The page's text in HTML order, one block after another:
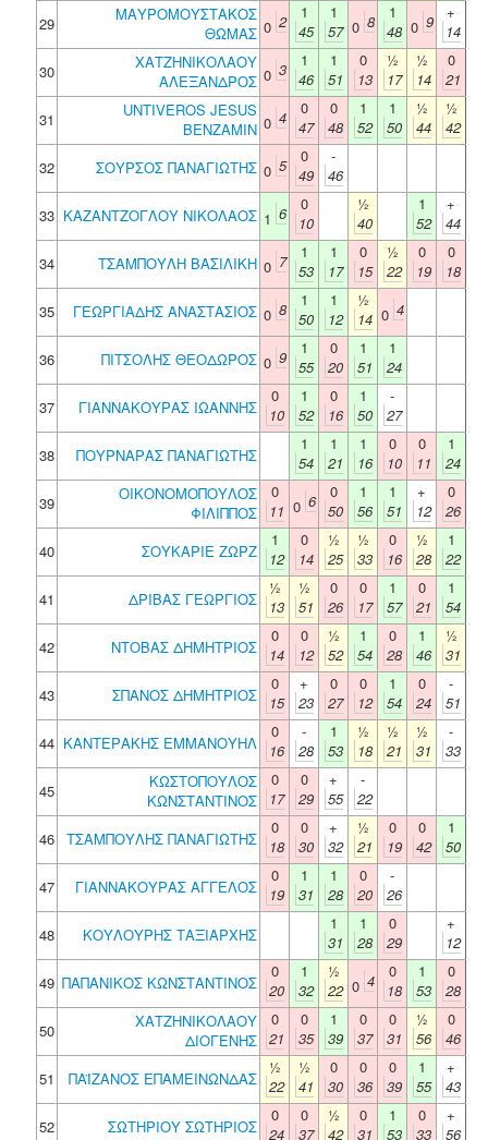
29
ΜΑΥΡΟΜΟΥΣΤΑΚΟΣ
ΘΩΜΑΣ 0 2
1
45
1
57 0 8
1
48 0 9
+
14
30
ΧΑΤΖΗΝΙΚΟΛΑΟΥ
ΑΛΕΞΑΝΔΡΟΣ 0 3
1
46
1
51
0
13
½
17
½
14
0
21
31
UNTIVEROS JESUS
BENZAMIN 0 4
0
47
0
48
1
52
1
50
½
44
½
42
32
ΣΟΥΡΣΟΣ ΠΑΝΑΓΙΩΤΗΣ 0 5
0
49
-
46
33 ΚΑΖΑΝΤΖΟΓΛΟΥ ΝΙΚΟΛΑΟΣ 1 6
0
10
½
40
1
52
+
44
34
ΤΣΑΜΠΟΥΛΗ ΒΑΣΙΛΙΚΗ 0 7
1
53
1
17
0
15
½
22
0
19
0
18
35
ΓΕΩΡΓΙΑΔΗΣ ΑΝΑΣΤΑΣΙΟΣ 0 8
1
50
1
12
½
14 0 4
36 ΠΙΤΣΟΛΗΣ ΘΕΟΔΩΡΟΣ 0 9
1
55
0
20
1
51
1
24
37
ΓΙΑΝΝΑΚΟΥΡΑΣ ΙΩΑΝΝΗΣ
0
10
1
52
0
16
1
50
-
27
38
ΠΟΥΡΝΑΡΑΣ ΠΑΝΑΓΙΩΤΗΣ
1
54
1
21
1
16
0
10
0
11
1
24
39
ΟΙΚΟΝΟΜΟΠΟΥΛΟΣ
ΦΙΛΙΠΠΟΣ
0
11 0 6
0
50
1
56
1
51
+
12
0
26
40
ΣΟΥΚΑΡΙΕ ΖΩΡΖ
1
12
0
14
½
25
½
33
0
16
½
28
1
22
41
ΔΡΙΒΑΣ ΓΕΩΡΓΙΟΣ
½
13
½
51
0
26
0
17
1
57
0
21
1
54
42
ΝΤΟΒΑΣ ΔΗΜΗΤΡΙΟΣ
0
14
0
12
½
52
1
54
0
28
1
46
½
31
43
ΣΠΑΝΟΣ ΔΗΜΗΤΡΙΟΣ
0
15
+
23
0
27
0
12
1
54
0
24
-
51
44 ΚΑΝΤΕΡΑΚΗΣ ΕΜΜΑΝΟΥΗΛ
0
16
-
28
1
53
½
18
½
21
½
31
-
33
45
ΚΩΣΤΟΠΟΥΛΟΣ
ΚΩΝΣΤΑΝΤΙΝΟΣ
0
17
0
29
+
55
-
22
46 ΤΣΑΜΠΟΥΛΗΣ ΠΑΝΑΓΙΩΤΗΣ
0
18
0
30
+
32
½
21
0
19
0
42
1
50
47
ΓΙΑΝΝΑΚΟΥΡΑΣ ΑΓΓΕΛΟΣ
0
19
1
31
1
28
0
20
-
26
48
ΚΟΥΛΟΥΡΗΣ ΤΑΞΙΑΡΧΗΣ
1
31
1
28
0
29
+
12
49 ΠΑΠΑΝΙΚΟΣ ΚΩΝΣΤΑΝΤΙΝΟΣ
0
20
1
32
½
22 0 4
0
18
1
53
0
28
50
ΧΑΤΖΗΝΙΚΟΛΑΟΥ
ΔΙΟΓΕΝΗΣ
0
21
0
35
1
39
0
37
0
31
½
56
0
46
51
ΠΑΪΖΑΝΟΣ ΕΠΑΜΕΙΝΩΝΔΑΣ
½
22
½
41
0
30
0
36
0
39
1
55
+
43
52
ΣΩΤΗΡΙΟΥ ΣΩΤΗΡΙΟΣ
0
24
0
37
½
42
0
31
1
53
0
33
+
56